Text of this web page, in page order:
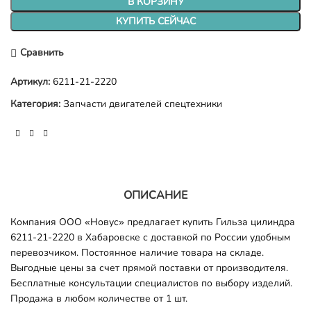
КУПИТЬ СЕЙЧАС
Сравнить
Артикул: 6211-21-2220
Категория: Запчасти двигателей спецтехники
ОПИСАНИЕ
Компания ООО «Новус» предлагает купить Гильза цилиндра
6211-21-2220 в Хабаровске с доставкой по России удобным
перевозчиком. Постоянное наличие товара на складе.
Выгодные цены за счет прямой поставки от производителя.
Бесплатные консультации специалистов по выбору изделий.
Продажа в любом количестве от 1 шт.